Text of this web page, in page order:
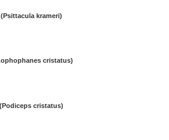
krameri)
cristatus)
cristatus)